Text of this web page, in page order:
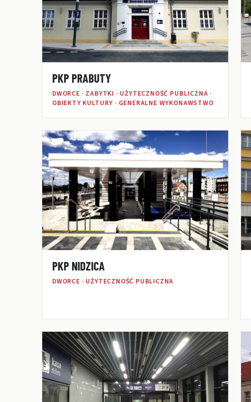
PKP PRABUTY
DWORCE · ZABYTKI · UŻYTECZNOŚĆ PUBLICZNA ·
OBIEKTY KULTURY · GENERALNE WYKONAWSTWO
PKP NIDZICA
DWORCE · UŻYTECZNOŚĆ PUBLICZNA